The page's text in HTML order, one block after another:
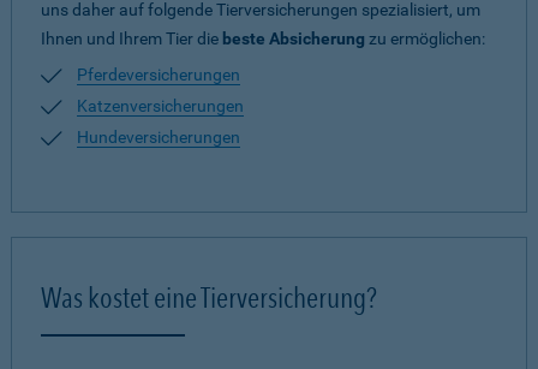
uns daher auf folgende Tierversicherungen spezialisiert, um
Ihnen und Ihrem Tier die beste Absicherung zu ermöglichen:
Pferdeversicherungen
Katzenversicherungen
Hundeversicherungen
Was kostet eine Tierversicherung?